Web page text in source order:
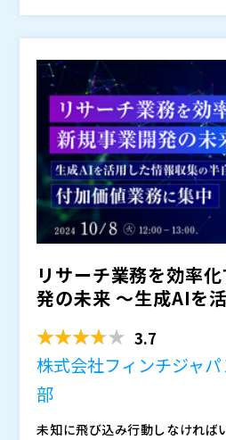
かい作業や繰り返しの作業とな
生する確率も高い業務と言えま
人化するために有効なのが、
す。
もRPAの作成を進められる作成
術的課題に応えるオンラインで
ニングなどの手厚いサポートを
道筋を詳しくお伝えいたします
は、具体的な業務での成功事例
ボもご紹介いたします。 限られ
や、採用難への対策を実現した
すすめの内容です。
株式会社デリバリーコンサルテ
株式会社オープンソース活用研
会社（） ※共催、協賛、協力、
加、削除される可能性がありま
リサーチ業務を効率
発の未来 ～生成AIを
3.7
株式会社フィンチジャ
部
未知に飛び込み行動しなければ